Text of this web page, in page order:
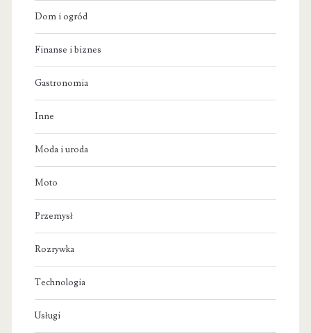
Dom i ogród
Finanse i biznes
Gastronomia
Inne
Moda i uroda
Moto
Przemysł
Rozrywka
Technologia
Usługi